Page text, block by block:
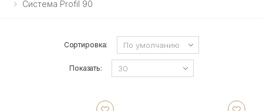
Система Profil 90
Сортировка:
Показать: